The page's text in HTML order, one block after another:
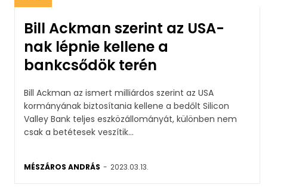
Bill Ackman szerint az USA-
nak lépnie kellene a
bankcsődök terén
Bill Ackman az ismert milliárdos szerint az USA
kormányának biztosítania kellene a bedőlt Silicon
Valley Bank teljes eszközállományát, különben nem
csak a betétesek veszítik...
MÉSZÁROS ANDRÁS - 2023.03.13.